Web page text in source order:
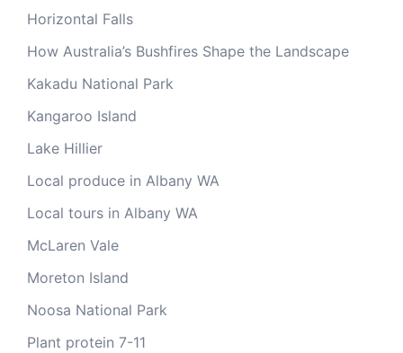
Horizontal Falls
How Australia’s Bushfires Shape the Landscape
Kakadu National Park
Kangaroo Island
Lake Hillier
Local produce in Albany WA
Local tours in Albany WA
McLaren Vale
Moreton Island
Noosa National Park
Plant protein 7-11